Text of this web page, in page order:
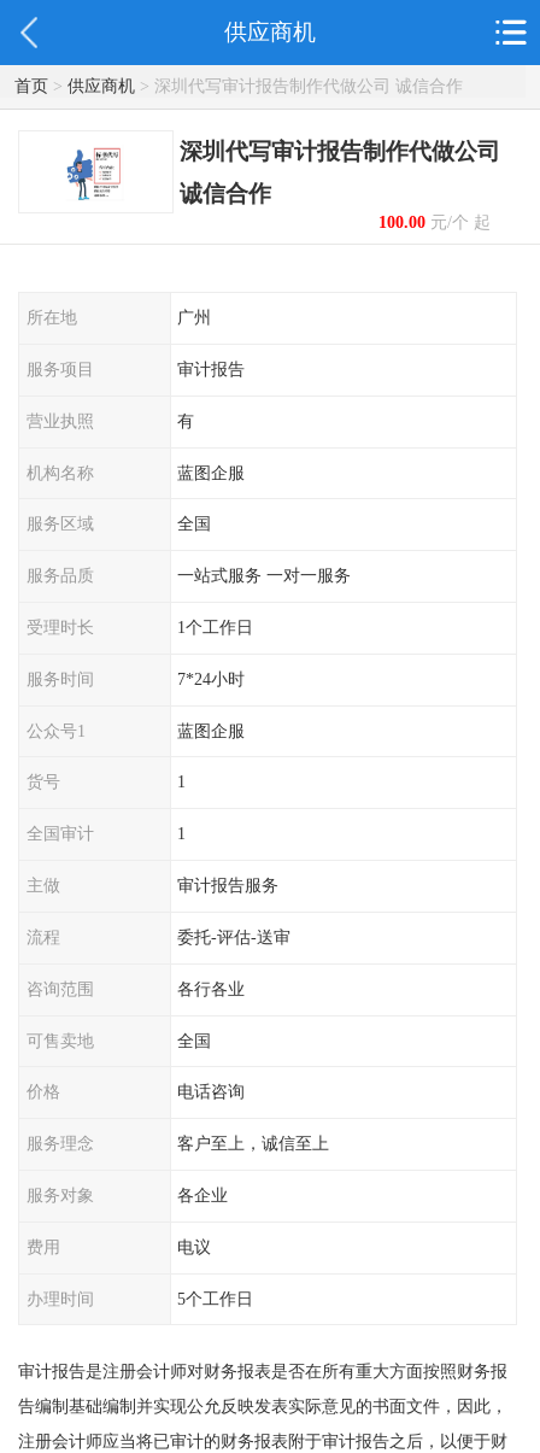
供应商机
首页> 供应商机> 深圳代写审计报告制作代做公司 诚信合作
深圳代写审计报告制作代做公司
诚信合作
100.00元/个 起
所在地 广州
服务项目 审计报告
营业执照 有
机构名称 蓝图企服
服务区域 全国
服务品质 一站式服务 一对一服务
受理时长 1个工作日
服务时间 7*24小时
公众号1 蓝图企服
货号 1
全国审计 1
主做 审计报告服务
流程 委托-评估-送审
咨询范围 各行各业
可售卖地 全国
价格 电话咨询
服务理念 客户至上，诚信至上
服务对象 各企业
费用 电议
办理时间 5个工作日
审计报告是注册会计师对财务报表是否在所有重大方面按照财务报
告编制基础编制并实现公允反映发表实际意见的书面文件，因此，
注册会计师应当将已审计的财务报表附于审计报告之后，以便于财